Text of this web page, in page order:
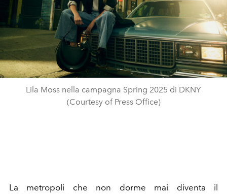
Lila Moss nella campagna Spring 2025 di DKNY
(Courtesy of Press Office)
La metropoli che non dorme mai diventa il